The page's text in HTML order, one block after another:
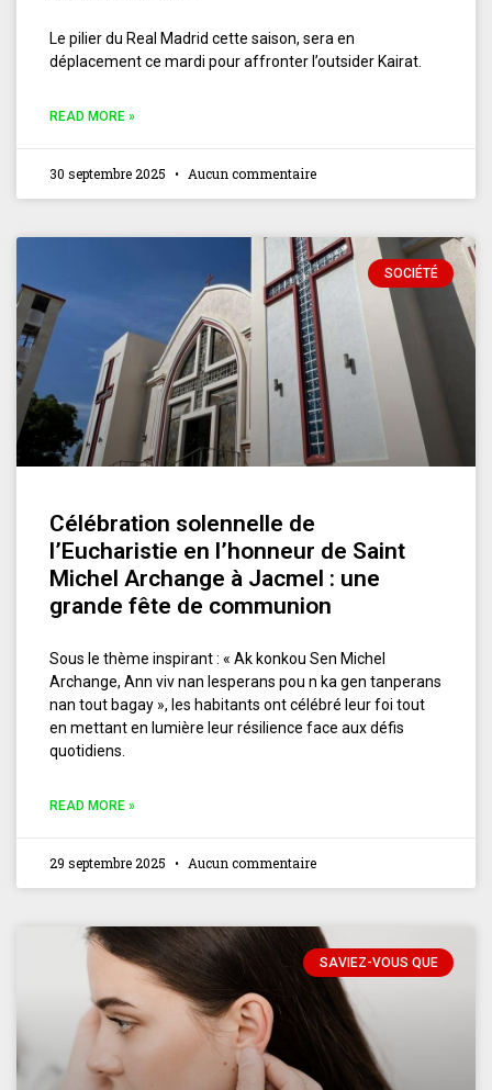
Le pilier du Real Madrid cette saison, sera en
déplacement ce mardi pour affronter l’outsider Kairat.
READ MORE »
30 septembre 2025 Aucun commentaire
SOCIÉTÉ
Célébration solennelle de
l’Eucharistie en l’honneur de Saint
Michel Archange à Jacmel : une
grande fête de communion
Sous le thème inspirant : « Ak konkou Sen Michel
Archange, Ann viv nan lesperans pou n ka gen tanperans
nan tout bagay », les habitants ont célébré leur foi tout
en mettant en lumière leur résilience face aux défis
quotidiens.
READ MORE »
29 septembre 2025 Aucun commentaire
SAVIEZ-VOUS QUE